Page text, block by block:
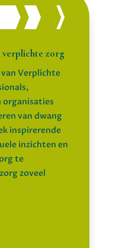
verplichte zorg
Verplichte
organisaties
van dwang
inspirerende
inzichten en
te
zoveel